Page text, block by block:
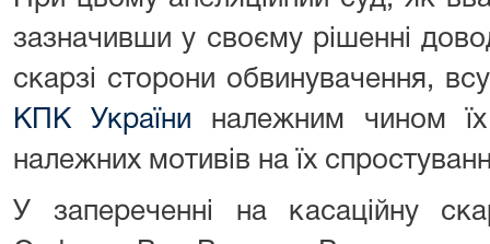
зазначивши у своєму рішенні
скарзі сторони обвинувачення,
КПК України належним чином
належних мотивів на їх
У запереченні на касаційну